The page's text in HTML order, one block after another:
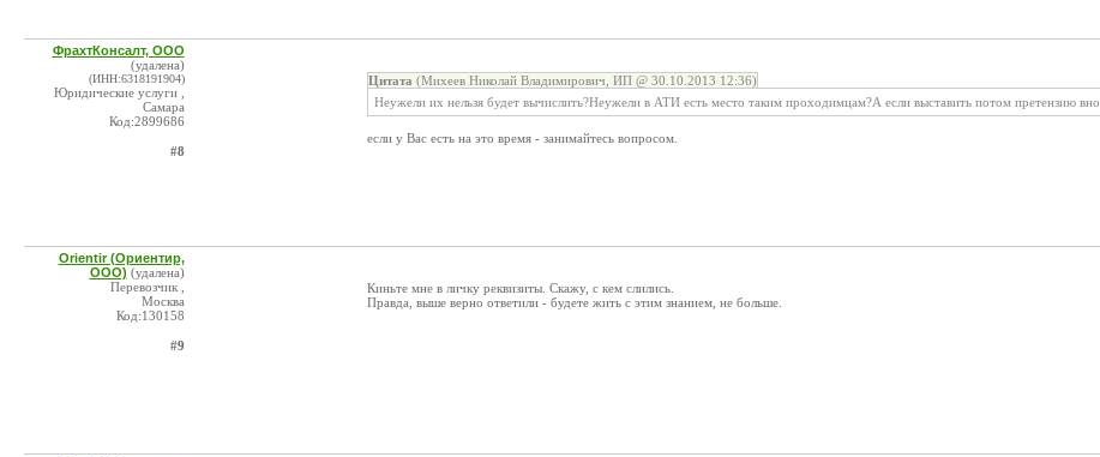
ФрахтКонсалт, ООО
(удалена)
(ИНН:6318191904)
Юридические услуги ,
Самара
Код:2899686
#8
Цитата (Михеев Николай Владимирович, ИП @ 30.10.2013 12:36)
Неужели их нельзя будет вычислить?Неужели в АТИ есть место таким проходимцам?А если выставить потом претензию
если у Вас есть на это время - занимайтесь вопросом.
Orientir (Ориентир,
ООО) (удалена)
Перевозчик ,
Москва
Код:130158
#9
Киньте мне в личку реквизиты. Скажу, с кем слились.
Правда, выше верно ответили - будете жить с этим знанием, не больше.